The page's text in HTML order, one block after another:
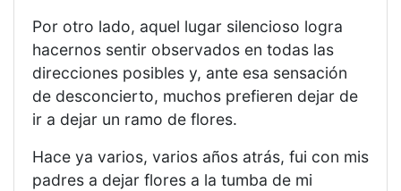
​Por otro lado, aquel lugar silencioso logra
hacernos sentir observados en todas las
direcciones posibles y, ante esa sensación
de desconcierto, muchos prefieren dejar de
ir a dejar un ramo de flores.
​Hace ya varios, varios años atrás, fui con mis
padres a dejar flores a la tumba de mi